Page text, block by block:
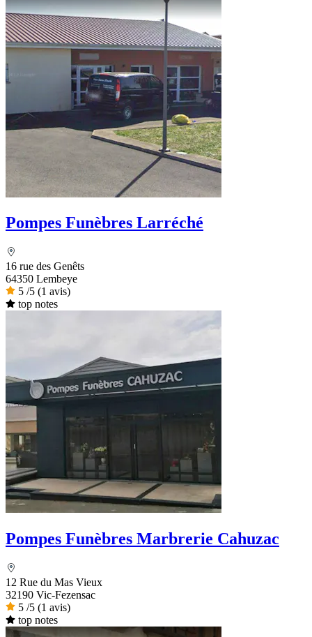
Pompes Funèbres Larréché
16 rue des Genêts
64350 Lembeye
5 /5 (1 avis)
top notes
Pompes Funèbres Marbrerie Cahuzac
12 Rue du Mas Vieux
32190 Vic-Fezensac
5 /5 (1 avis)
top notes